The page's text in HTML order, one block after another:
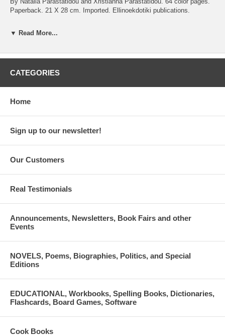
Paperback. 21 X 28 cm. Imported. Ellinoekdotiki publications.
▼ Read More...
CATEGORIES
Home
Sign up to our newsletter!
Our Customers
Real Testimonials
Announcements, Newsletters, Book Fairs and other
Events
NOVELS, Poems, Biographies, Politics, and Special
Editions
EDUCATIONAL, Workbooks, Spelling Books, Dictionaries,
Flashcards, Board Games, Software
Cook Books